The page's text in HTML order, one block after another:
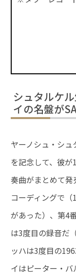
シュタルケ
イの名盤が
ヤーノシュ・シ
を記念して、彼
奏曲がまとめて
コーディングで
があった）、第4
は3度目の録音だ
ッハは3度目の
イはピーター・バ